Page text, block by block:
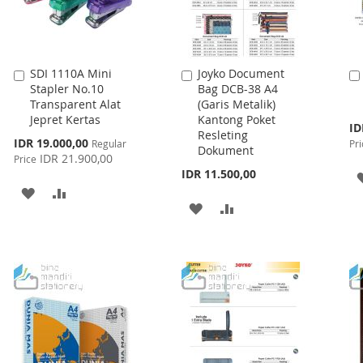
SDI 1110A Mini
Stapler No.10
Transparent Alat
Jepret Kertas
Special
Price
IDR 19.000,00 Regular
Price IDR 21.900,00
Add
to
Cart
ADD
LIST
Joyko Document
Bag DCB-38 A4
(Garis Metalik)
Kantong Poket
Resleting
Dokument
IDR 11.500,00
Add
to
Cart
ADD
WISH
LIST
COMPARE